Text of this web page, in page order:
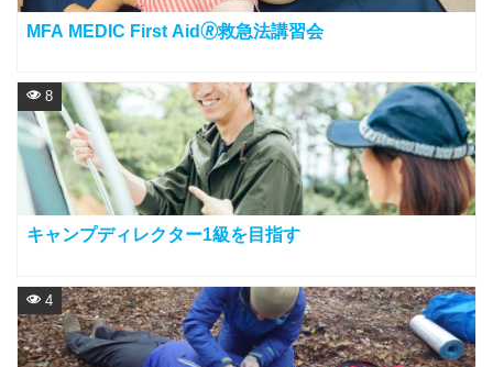
MFA MEDIC First Aid🄬救急法講習会
キャンプディレクター1級を目指す
8
4